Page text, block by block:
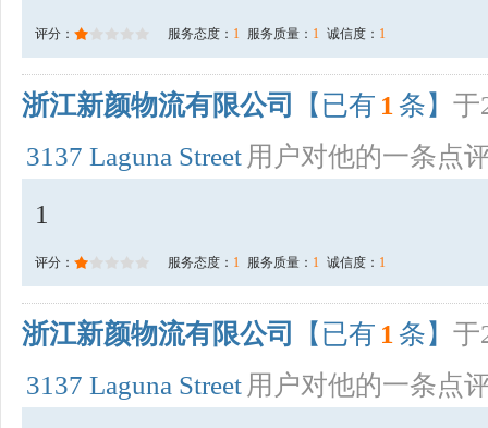
评分： 服务态度： 1 服务质量： 1 诚信度： 1
浙江新颜物流有限公司 【已有 1 条】 于
3137 Laguna Street 用户对他的一条点
1
评分： 服务态度： 1 服务质量： 1 诚信度： 1
浙江新颜物流有限公司 【已有 1 条】 于
3137 Laguna Street 用户对他的一条点